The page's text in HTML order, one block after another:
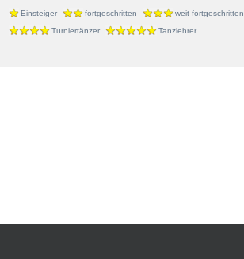
Einsteiger fortgeschritten
weit fortgeschritten
Turniertänzer
Tanzlehrer